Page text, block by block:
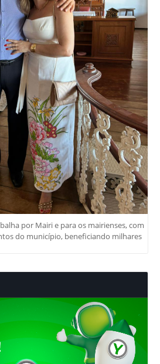
por Mairi e para os mairienses, com
do município, beneficiando milhares